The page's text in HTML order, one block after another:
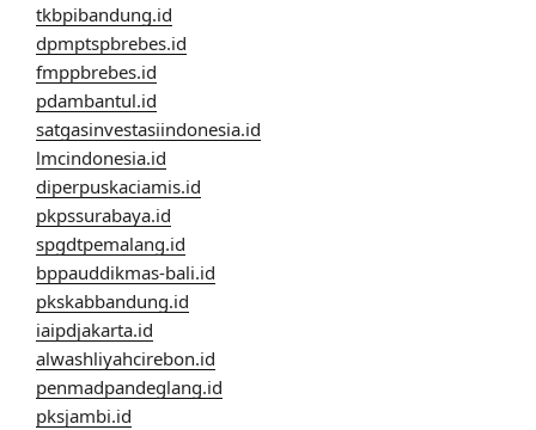
tkbpibandung.id
dpmptspbrebes.id
fmppbrebes.id
pdambantul.id
satgasinvestasiindonesia.id
lmcindonesia.id
diperpuskaciamis.id
pkpssurabaya.id
spgdtpemalang.id
bppauddikmas-bali.id
pkskabbandung.id
iaipdjakarta.id
alwashliyahcirebon.id
penmadpandeglang.id
pksjambi.id